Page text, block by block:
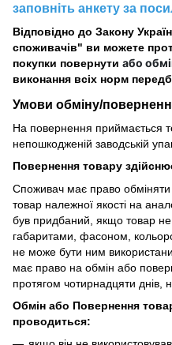
заповніть анкету за
Відповідно до Закону
споживачів" ви можете
покупки повернути або
виконання всіх норм
Умови обміну/
На повернення приймається
непошкодженій заводській
Повернення товару
Споживач має право
товар належної якості на
був придбаний, якщо товар
габаритами, фасоном,
не може бути ним
має право на обмін або
протягом чотирнадцяти днів,
Обмін або Повернення
проводиться: